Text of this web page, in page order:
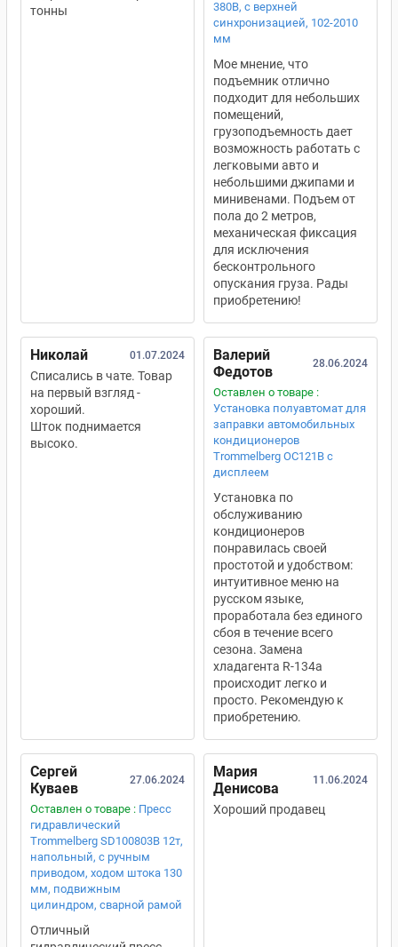
тонны
380В, с верхней
синхронизацией, 102-2010
мм
Мое мнение, что
подъемник отлично
подходит для небольших
помещений,
грузоподъемность дает
возможность работать с
легковыми авто и
небольшими джипами и
минивенами. Подъем от
пола до 2 метров,
механическая фиксация
для исключения
бесконтрольного
опускания груза. Рады
приобретению!
Николай 01.07.2024
Списались в чате. Товар
на первый взгляд -
хороший.
Шток поднимается
высоко.
Валерий
Федотов
28.06.2024
Оставлен о товаре :
Установка полуавтомат для
заправки автомобильных
кондиционеров
Trommelberg OC121B с
дисплеем
Установка по
обслуживанию
кондиционеров
понравилась своей
простотой и удобством:
интуитивное меню на
русском языке,
проработала без единого
сбоя в течение всего
сезона. Замена
хладагента R-134a
происходит легко и
просто. Рекомендую к
приобретению.
Сергей
Куваев
27.06.2024
Оставлен о товаре : Пресс
гидравлический
Trommelberg SD100803B 12т,
напольный, с ручным
приводом, ходом штока 130
мм, подвижным
цилиндром, сварной рамой
Отличный
Мария
Денисова
11.06.2024
Хороший продавец